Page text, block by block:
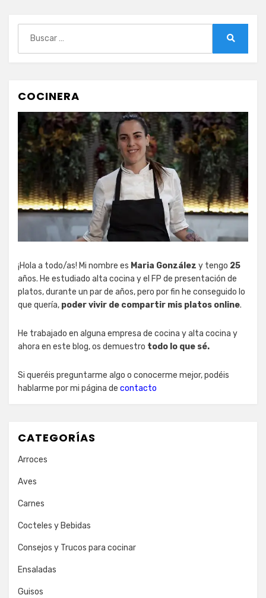
COCINERA
¡Hola a todo/as! Mi nombre es Maria González y tengo 25
años. He estudiado alta cocina y el FP de presentación de
platos, durante un par de años, pero por fin he conseguido lo
que quería, poder vivir de compartir mis platos online.
He trabajado en alguna empresa de cocina y alta cocina y
ahora en este blog, os demuestro todo lo que sé.
Si queréis preguntarme algo o conocerme mejor, podéis
hablarme por mi página de contacto
CATEGORÍAS
Arroces
Aves
Carnes
Cocteles y Bebidas
Consejos y Trucos para cocinar
Ensaladas
Guisos